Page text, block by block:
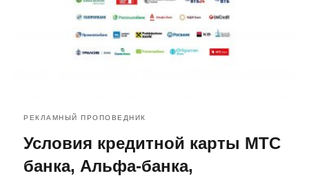
РЕКЛАМНЫЙ ПРОПОВЕДНИК
Условия кредитной карты МТС
банка, Альфа-банка,